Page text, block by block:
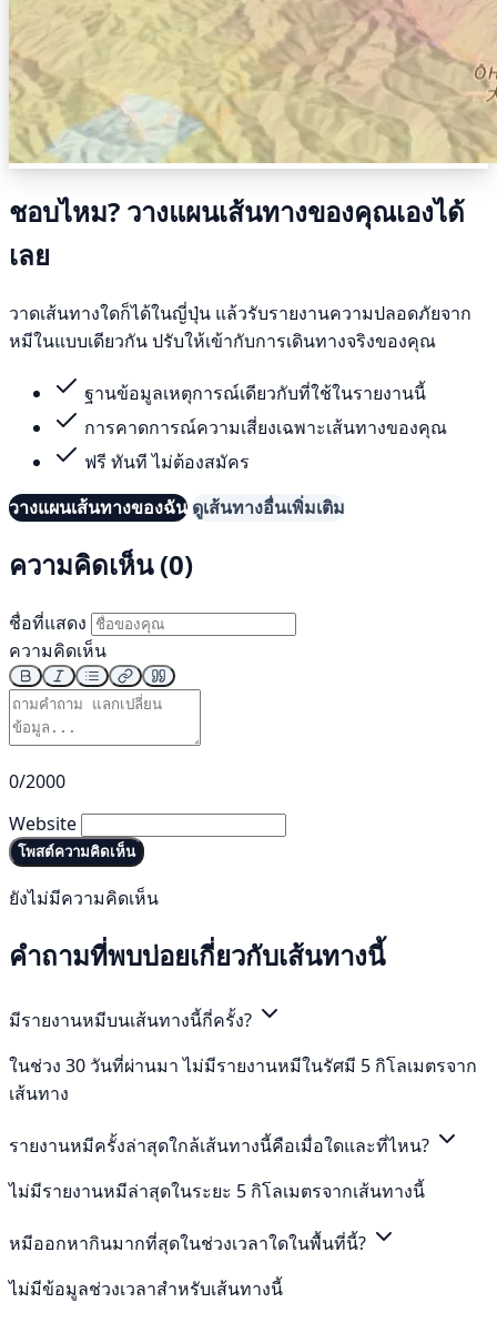
ชอบไหม? วางแผนเส้นทางของคุณเองได้
เลย
วาดเส้นทางใดก็ได้ในญี่ปุ่น แล้วรับรายงานความปลอดภัยจาก
หมีในแบบเดียวกัน ปรับให้เข้ากับการเดินทางจริงของคุณ
ฐานข้อมูลเหตุการณ์เดียวกับที่ใช้ในรายงานนี้
การคาดการณ์ความเสี่ยงเฉพาะเส้นทางของคุณ
ฟรี ทันที ไม่ต้องสมัคร
วางแผนเส้นทางของฉัน ดูเส้นทางอื่นเพิ่มเติม
ความคิดเห็น (0)
ชื่อที่แสดง
ความคิดเห็น
0/2000
Website
โพสต์ความคิดเห็น
ยังไม่มีความคิดเห็น
คำถามที่พบบ่อยเกี่ยวกับเส้นทางนี้
มีรายงานหมีบนเส้นทางนี้กี่ครั้ง?
ในช่วง 30 วันที่ผ่านมา ไม่มีรายงานหมีในรัศมี 5 กิโลเมตรจาก
เส้นทาง
รายงานหมีครั้งล่าสุดใกล้เส้นทางนี้คือเมื่อใดและที่ไหน?
ไม่มีรายงานหมีล่าสุดในระยะ 5 กิโลเมตรจากเส้นทางนี้
หมีออกหากินมากที่สุดในช่วงเวลาใดในพื้นที่นี้?
ไม่มีข้อมูลช่วงเวลาสำหรับเส้นทางนี้